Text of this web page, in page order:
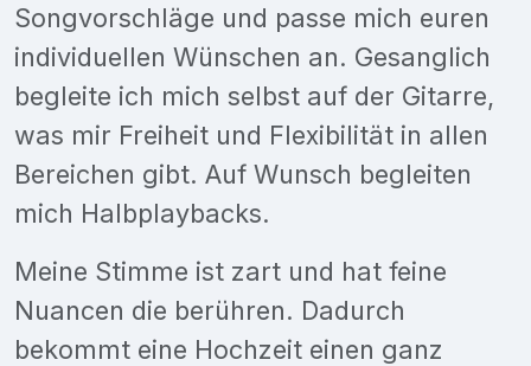
Songvorschläge und passe mich euren
individuellen Wünschen an. Gesanglich
begleite ich mich selbst auf der Gitarre,
was mir Freiheit und Flexibilität in allen
Bereichen gibt. Auf Wunsch begleiten
mich Halbplaybacks.
Meine Stimme ist zart und hat feine
Nuancen die berühren. Dadurch
bekommt eine Hochzeit einen ganz